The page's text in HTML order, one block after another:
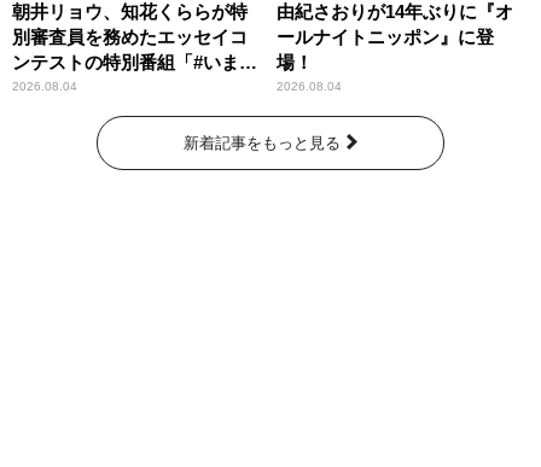
朝井リョウ、知花くららが特
別審査員を務めたエッセイコ
ンテストの特別番組「#いまあ
なたに伝えたいこと」
2026.08.04
由紀さおりが14年ぶりに『オ
ールナイトニッポン』に登
場！
2026.08.04
新着記事をもっと見る